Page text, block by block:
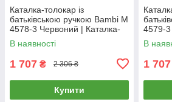
Каталка-толокар із
батьківською ручкою Bambi M
4578-3 Червоний | Каталка-
толокар з батьківською
ручкою
В наявності
1 707 ₴ 2 306 ₴
Купити
4579-
ручкою
В
1 707